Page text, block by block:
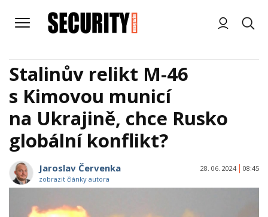
Stalinův relikt M-46
s Kimovou municí
na Ukrajině, chce Rusko
globální konflikt?
Jaroslav Červenka
zobrazit články autora
28. 06. 2024 08:45